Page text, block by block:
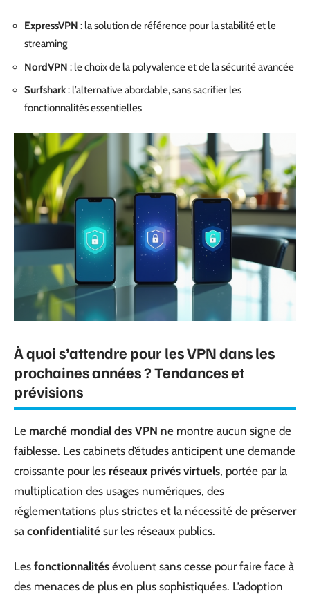
ExpressVPN : la solution de référence pour la stabilité et le
streaming
NordVPN : le choix de la polyvalence et de la sécurité avancée
Surfshark: l’alternative abordable, sans sacrifier les
fonctionnalités essentielles
À quoi s’attendre pour les VPN dans les
prochaines années ? Tendances et
prévisions
Le marché mondial des VPN ne montre aucun signe de
faiblesse. Les cabinets d’études anticipent une demande
croissante pour les réseaux privés virtuels, portée par la
multiplication des usages numériques, des
réglementations plus strictes et la nécessité de préserver
sa confidentialité sur les réseaux publics.
Les fonctionnalités évoluent sans cesse pour faire face à
des menaces de plus en plus sophistiquées. L’adoption